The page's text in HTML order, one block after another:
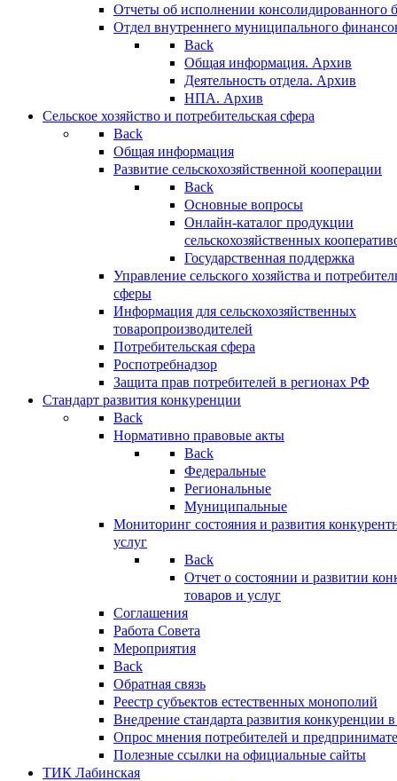
Отчеты об исполнении консолидированного
Отдел внутреннего муниципального
Back
Общая информация. Архив
Деятельность отдела. Архив
НПА. Архив
Сельское хозяйство и потребительская сфера
Back
Общая информация
Развитие сельскохозяйственной кооперации
Back
Основные вопросы
Онлайн-каталог продукции
сельскохозяйственных
Государственная поддержка
Управление сельского хозяйства и
сферы
Информация для сельскохозяйственных
товаропроизводителей
Потребительская сфера
Роспотребнадзор
Защита прав потребителей в регионах РФ
Стандарт развития конкуренции
Back
Нормативно правовые акты
Back
Федеральные
Региональные
Муниципальные
Мониторинг состояния и развития
услуг
Back
Отчет о состоянии и развитии
товаров и услуг
Соглашения
Работа Совета
Мероприятия
Back
Обратная связь
Реестр субъектов естественных монополий
Внедрение стандарта развития конкуренции
Опрос мнения потребителей и
Полезные ссылки на официальные сайты
ТИК Лабинская